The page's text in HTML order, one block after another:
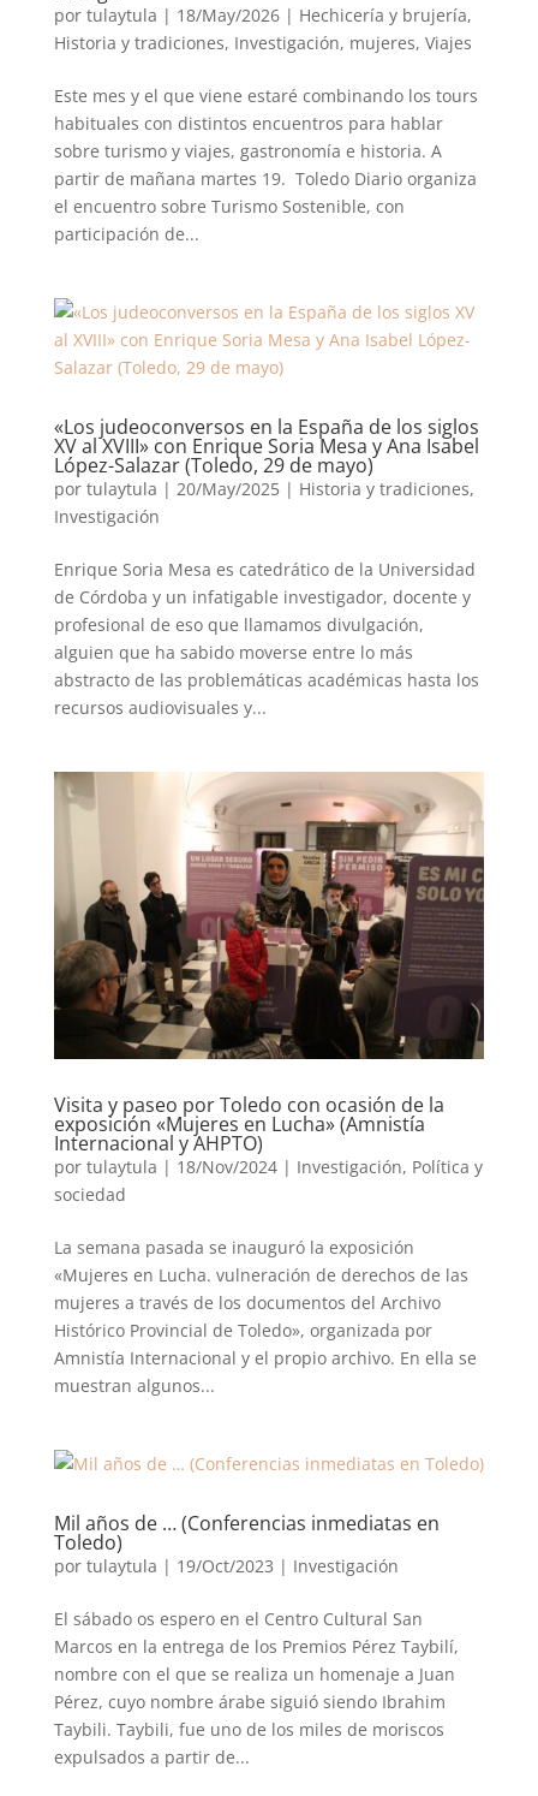
por tulaytula | 18/May/2026| Hechicería y brujería,
Historia y tradiciones, Investigación, mujeres, Viajes
Este mes y el que viene estaré combinando los tours
habituales con distintos encuentros para hablar
sobre turismo y viajes, gastronomía e historia. A
partir de mañana martes 19. Toledo Diario organiza
el encuentro sobre Turismo Sostenible, con
participación de...
«Los judeoconversos en la España de los siglos
XV al XVIII» con Enrique Soria Mesa y Ana Isabel
López-Salazar (Toledo, 29 de mayo)
por tulaytula | 20/May/2025| Historia y tradiciones,
Investigación
Enrique Soria Mesa es catedrático de la Universidad
de Córdoba y un infatigable investigador, docente y
profesional de eso que llamamos divulgación,
alguien que ha sabido moverse entre lo más
abstracto de las problemáticas académicas hasta los
recursos audiovisuales y...
Visita y paseo por Toledo con ocasión de la
exposición «Mujeres en Lucha» (Amnistía
Internacional y AHPTO)
por tulaytula | 18/Nov/2024| Investigación, Política y
sociedad
La semana pasada se inauguró la exposición
«Mujeres en Lucha. vulneración de derechos de las
mujeres a través de los documentos del Archivo
Histórico Provincial de Toledo», organizada por
Amnistía Internacional y el propio archivo. En ella se
muestran algunos...
Mil años de … (Conferencias inmediatas en
Toledo)
por tulaytula | 19/Oct/2023 | Investigación
El sábado os espero en el Centro Cultural San
Marcos en la entrega de los Premios Pérez Taybilí,
nombre con el que se realiza un homenaje a Juan
Pérez, cuyo nombre árabe siguió siendo Ibrahim
Taybili. Taybili, fue uno de los miles de moriscos
expulsados a partir de...